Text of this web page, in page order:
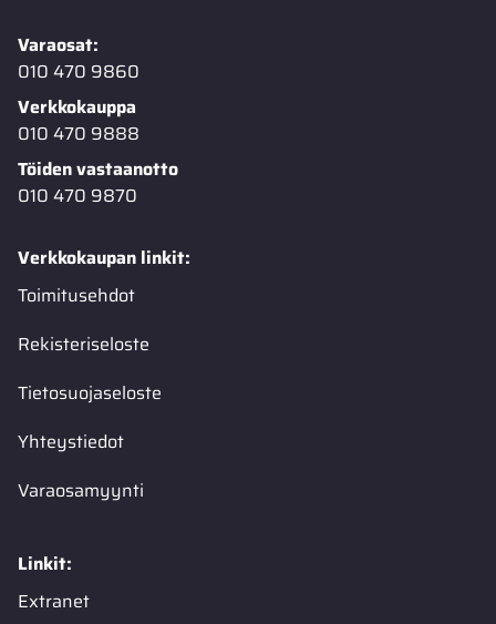
Varaosat:
010 470 9860
Verkkokauppa
010 470 9888
Töiden vastaanotto
010 470 9870
Verkkokaupan linkit:
Toimitusehdot
Rekisteriseloste
Tietosuojaseloste
Yhteystiedot
Varaosamyynti
Linkit:
Extranet